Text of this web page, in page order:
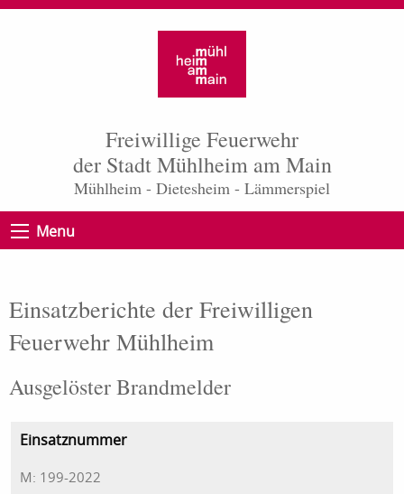
Freiwillige Feuerwehr
der Stadt Mühlheim am Main
Mühlheim - Dietesheim - Lämmerspiel
Menu
Einsatzberichte der Freiwilligen
Feuerwehr Mühlheim
Ausgelöster Brandmelder
Einsatznummer
M: 199-2022